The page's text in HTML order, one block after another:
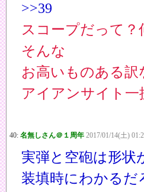
>>39
スコープだって？
そんな
お高いものある訳
アイアンサイト一
40: 名無しさん＠１周年 2017/01/14(土)
実弾と空砲は形状
装填時にわかるだ